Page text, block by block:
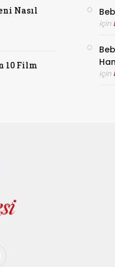
Nasıl
10 Film
için
için